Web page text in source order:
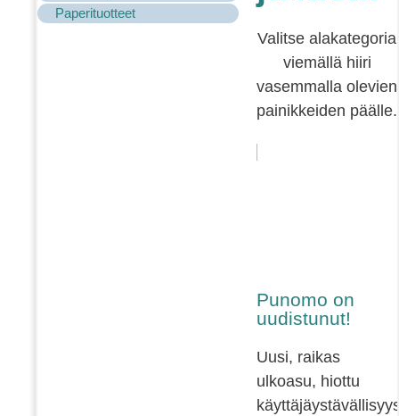
Paperituotteet
Valitse alakategoria
viemällä hiiri
vasemmalla olevien
painikkeiden päälle.
Punomo on
uudistunut!
Uusi, raikas
ulkoasu, hiottu